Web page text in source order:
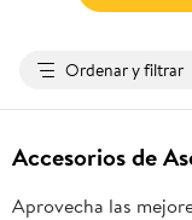
Ordenar y filtrar
Accesorios de
Aprovecha las